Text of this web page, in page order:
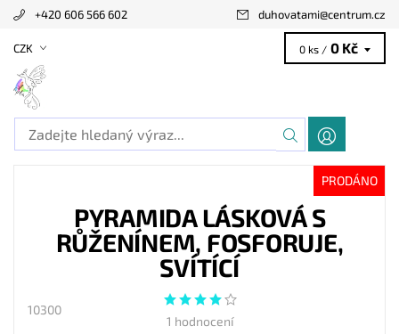
+420 606 566 602 duhovatami@centrum.cz
CZK 0 ks / 0 Kč
PRODÁNO
PYRAMIDA LÁSKOVÁ S
RŮŽENÍNEM, FOSFORUJE,
SVÍTÍCÍ
10300
1 hodnocení